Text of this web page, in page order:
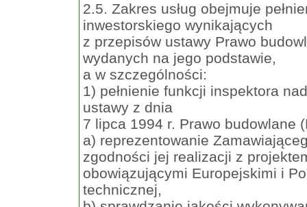
2.5. Zakres usług obejmuje
inwestorskiego wynikających
z przepisów ustawy Prawo
wydanych na jego podstawie,
a w szczególności:
1) pełnienie funkcji inspektora
ustawy z dnia
7 lipca 1994 r. Prawo budowlane
a) reprezentowanie
zgodności jej realizacji z
obowiązującymi Europejskimi i
technicznej,